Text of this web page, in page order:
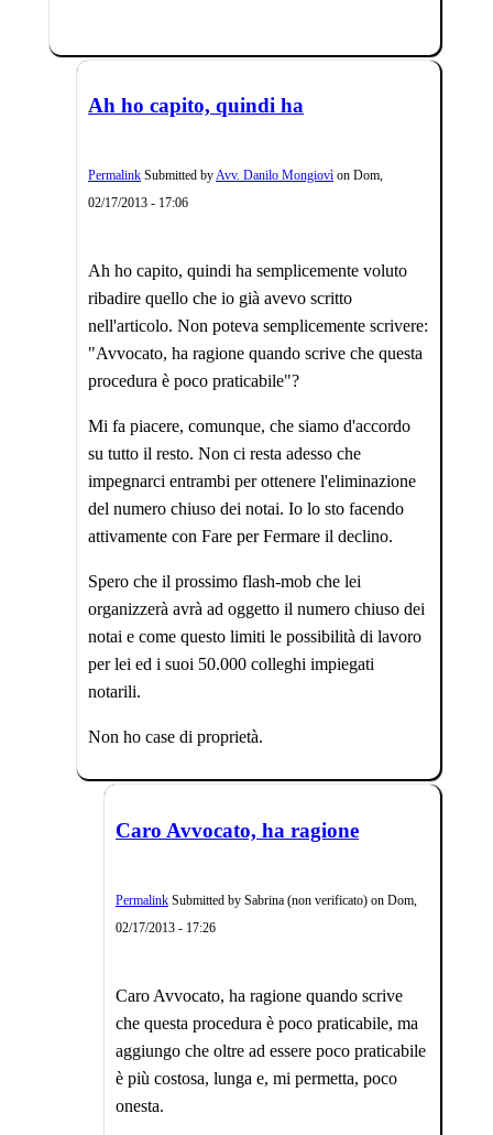
Ah ho capito, quindi ha
Permalink Submitted byAvv. Danilo Mongiovì on Dom,
02/17/2013 - 17:06
Ah ho capito, quindi ha semplicemente voluto
ribadire quello che io già avevo scritto
nell'articolo. Non poteva semplicemente scrivere:
"Avvocato, ha ragione quando scrive che questa
procedura è poco praticabile"?
Mi fa piacere, comunque, che siamo d'accordo
su tutto il resto. Non ci resta adesso che
impegnarci entrambi per ottenere l'eliminazione
del numero chiuso dei notai. Io lo sto facendo
attivamente con Fare per Fermare il declino.
Spero che il prossimo flash-mob che lei
organizzerà avrà ad oggetto il numero chiuso dei
notai e come questo limiti le possibilità di lavoro
per lei ed i suoi 50.000 colleghi impiegati
notarili.
Non ho case di proprietà.
Caro Avvocato, ha ragione
Permalink Submitted by Sabrina (non verificato) on Dom,
02/17/2013 - 17:26
Caro Avvocato, ha ragione quando scrive
che questa procedura è poco praticabile, ma
aggiungo che oltre ad essere poco praticabile
è più costosa, lunga e, mi permetta, poco
onesta.